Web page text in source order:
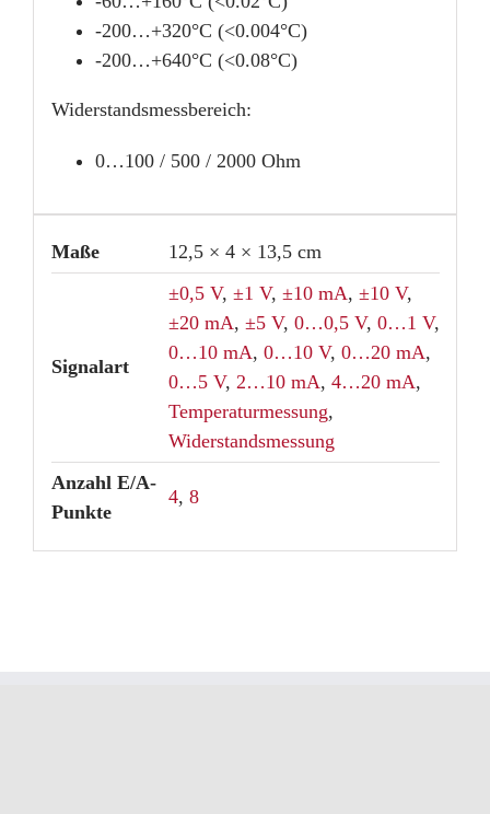
-200…+320°C (<0.004°C)
-200…+640°C (<0.08°C)
Widerstandsmessbereich:
0…100 / 500 / 2000 Ohm
Maße 12,5 × 4 × 13,5 cm
Signalart
±0,5 V, ±1 V, ±10 mA, ±10 V,
±20 mA, ±5 V, 0…0,5 V, 0…1 V,
0…10 mA, 0…10 V, 0…20 mA,
0…5 V, 2…10 mA, 4…20 mA,
Temperaturmessung,
Widerstandsmessung
Anzahl E/A-
Punkte
4, 8